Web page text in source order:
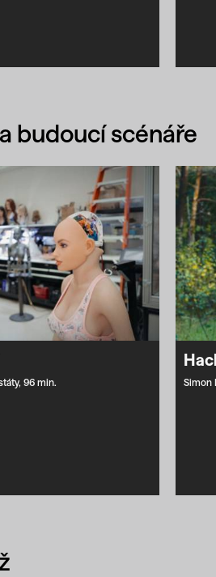
budoucí scénáře
96 min. Simon